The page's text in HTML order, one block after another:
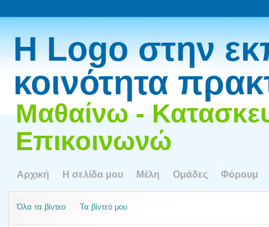
Η Logo στην
κοινότητα
Μαθαίνω -
Επικοινωνώ
Αρχική Η σελίδα μου Μέλη Ομάδες Φόρουμ
Όλα τα βίντεο Τα βίντεό μου